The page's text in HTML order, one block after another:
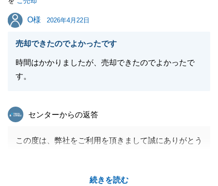
まいります。
今後とも変わらぬご愛顧を賜りますようお願い申し上
O様
O様 2026年4月22日
売却できたのでよかったです
時間はかかりましたが、売却できたのでよかったで
す。
続きを読む
東急リバブル
センターからの返答
この度は、弊社をご利用を頂きまして誠にありがとう
やや時間は要してしましましたが、最終的に成約する